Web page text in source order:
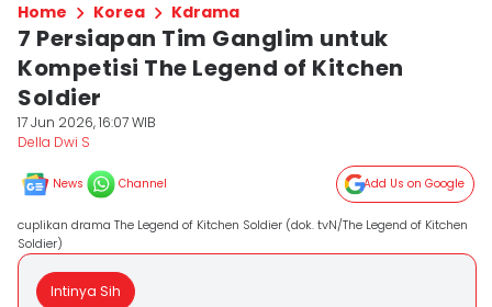
Home Korea Kdrama
7 Persiapan Tim Ganglim untuk
Kompetisi The Legend of Kitchen
Soldier
17 Jun 2026, 16:07 WIB
Della Dwi S
News Channel Add Us on Google
cuplikan drama The Legend of Kitchen Soldier (dok. tvN/The Legend of Kitchen
Soldier)
Intinya Sih